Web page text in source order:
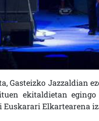
Gasteizko Jazzaldian
ekitaldietan
Euskarari Elkartearena